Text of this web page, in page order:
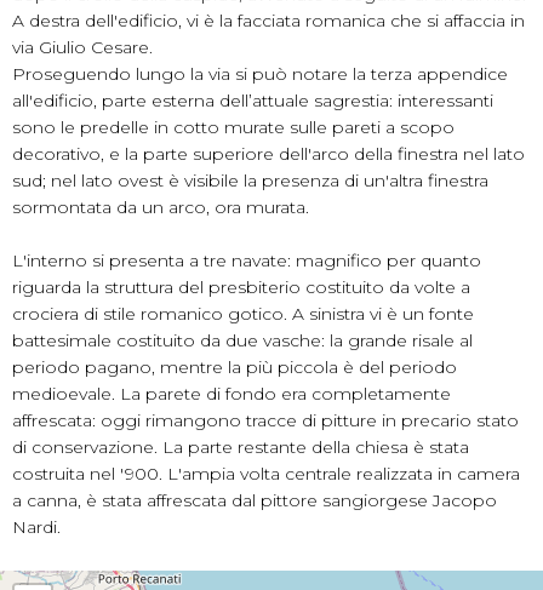
A destra dell'edificio, vi è la facciata romanica che si affaccia in
via Giulio Cesare.
Proseguendo lungo la via si può notare la terza appendice
all'edificio, parte esterna dell’attuale sagrestia: interessanti
sono le predelle in cotto murate sulle pareti a scopo
decorativo, e la parte superiore dell'arco della finestra nel lato
sud; nel lato ovest è visibile la presenza di un'altra finestra
sormontata da un arco, ora murata.
L'interno si presenta a tre navate: magnifico per quanto
riguarda la struttura del presbiterio costituito da volte a
crociera di stile romanico gotico. A sinistra vi è un fonte
battesimale costituito da due vasche: la grande risale al
periodo pagano, mentre la più piccola è del periodo
medioevale. La parete di fondo era completamente
affrescata: oggi rimangono tracce di pitture in precario stato
di conservazione. La parte restante della chiesa è stata
costruita nel '900. L'ampia volta centrale realizzata in camera
a canna, è stata affrescata dal pittore sangiorgese Jacopo
Nardi.